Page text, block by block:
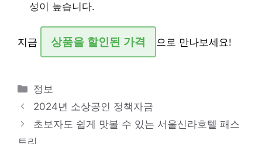
성이 높습니다.
지금 상품을 할인된 가격 으로 만나보세요!
카
테
리
정보
2024년 소상공인 정책자금
초보자도 쉽게 맛볼 수 있는 서울신라호텔 패스